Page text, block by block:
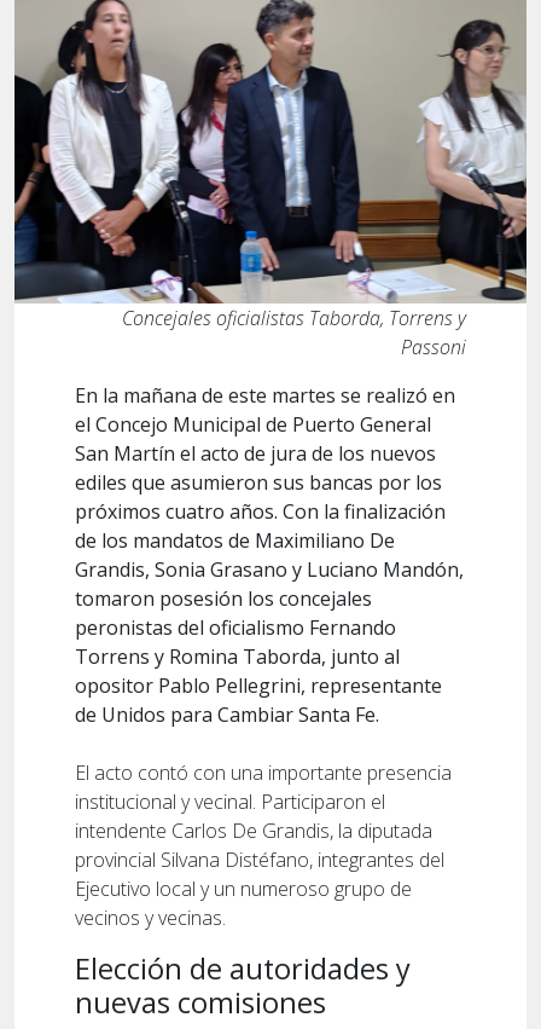
Concejales oficialistas Taborda, Torrens y
Passoni
En la mañana de este martes se realizó en
el Concejo Municipal de Puerto General
San Martín el acto de jura de los nuevos
ediles que asumieron sus bancas por los
próximos cuatro años. Con la finalización
de los mandatos de Maximiliano De
Grandis, Sonia Grasano y Luciano Mandón,
tomaron posesión los concejales
peronistas del oficialismo Fernando
Torrens y Romina Taborda, junto al
opositor Pablo Pellegrini, representante
de Unidos para Cambiar Santa Fe.
El acto contó con una importante presencia
institucional y vecinal. Participaron el
intendente Carlos De Grandis, la diputada
provincial Silvana Distéfano, integrantes del
Ejecutivo local y un numeroso grupo de
vecinos y vecinas.
Elección de autoridades y
nuevas comisiones